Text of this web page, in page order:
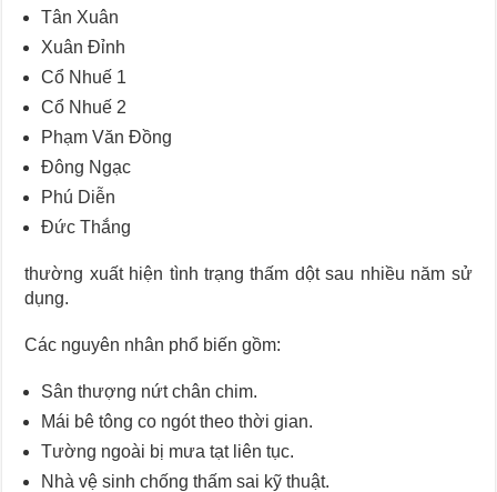
Tân Xuân
Xuân Đỉnh
Cổ Nhuế 1
Cổ Nhuế 2
Phạm Văn Đồng
Đông Ngạc
Phú Diễn
Đức Thắng
thường xuất hiện tình trạng thấm dột sau nhiều năm sử
dụng.
Các nguyên nhân phổ biến gồm:
Sân thượng nứt chân chim.
Mái bê tông co ngót theo thời gian.
Tường ngoài bị mưa tạt liên tục.
Nhà vệ sinh chống thấm sai kỹ thuật.